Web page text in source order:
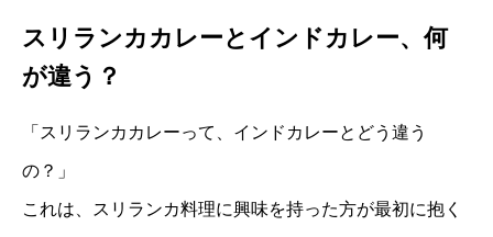
スリランカカレーとインドカレー、何
が違う？
「スリランカカレーって、インドカレーとどう違う
の？」
これは、スリランカ料理に興味を持った方が最初に抱く